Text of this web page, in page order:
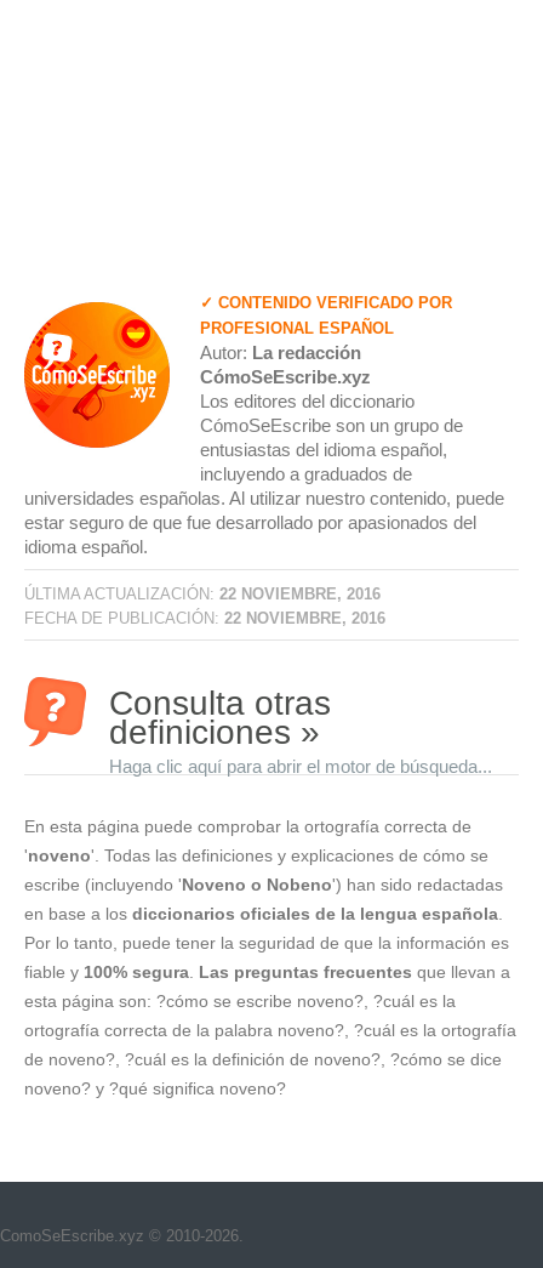
✓ CONTENIDO VERIFICADO POR
PROFESIONAL ESPAÑOL
Autor: La redacción
CómoSeEscribe.xyz
Los editores del diccionario
CómoSeEscribe son un grupo de
entusiastas del idioma español,
incluyendo a graduados de
universidades españolas. Al utilizar nuestro contenido, puede
estar seguro de que fue desarrollado por apasionados del
idioma español.
ÚLTIMA ACTUALIZACIÓN: 22 NOVIEMBRE, 2016
FECHA DE PUBLICACIÓN: 22 NOVIEMBRE, 2016
Consulta otras
definiciones »
Haga clic aquí para abrir el motor de búsqueda...
En esta página puede comprobar la ortografía correcta de
'noveno'. Todas las definiciones y explicaciones de cómo se
escribe (incluyendo 'Noveno o Nobeno') han sido redactadas
en base a los diccionarios oficiales de la lengua española
Por lo tanto, puede tener la seguridad de que la información es
fiable y 100% segura Las preguntas frecuentes que llevan a
esta página son: ?cómo se escribe noveno?, ?cuál es la
ortografía correcta de la palabra noveno?, ?cuál es la ortografía
de noveno?, ?cuál es la definición de noveno?, ?cómo se dice
noveno? y ?qué significa noveno?
ComoSeEscribe.xyz © 2010-2026.